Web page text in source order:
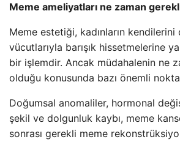
Meme ameliyatları ne zaman
Meme estetiği, kadınların
vücutlarıyla barışık hissetmelerine
bir işlemdir. Ancak müdahalenin ne
olduğu konusunda bazı önemli
Doğumsal anomaliler, hormonal
şekil ve dolgunluk kaybı, meme
sonrası gerekli meme